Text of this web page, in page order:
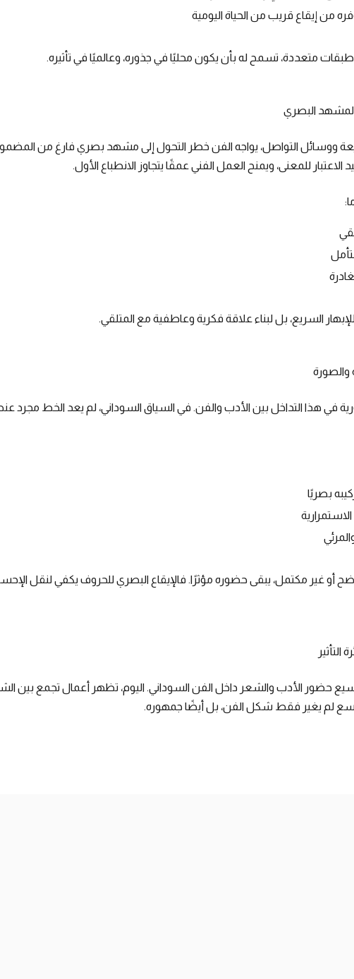
من إيقاع قريب من الحياة اليومية
طبقات متعددة، تسمح له بأن يكون محليًا في جذوره، وعالميًا في تأثيره.
البصري
ووسائل التواصل، يواجه الفن خطر التحول إلى مشهد بصري فارغ من
للمعنى، ويمنح العمل الفني عمقًا يتجاوز الانطباع الأول.
السريع، بل لبناء علاقة فكرية وعاطفية مع المتلقي.
والصورة
في هذا التداخل بين الأدب والفن. في السياق السوداني، لم يعد الخط مجرد
بصريًا
أو غير مكتمل، يبقى حضوره مؤثرًا. فالإيقاع البصري للحروف يكفي لنقل
حضور الأدب والشعر داخل الفن السوداني. اليوم، تظهر أعمال تجمع بين
لم يغير فقط شكل الفن، بل أيضًا جمهوره.